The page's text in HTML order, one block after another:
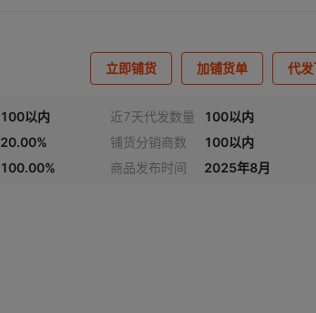
立即铺货 加铺货单 代
100以内 近7天代发数量
100以内
20.00% 铺货分销商数
100以内
100.00% 商品发布时间 2025年8月